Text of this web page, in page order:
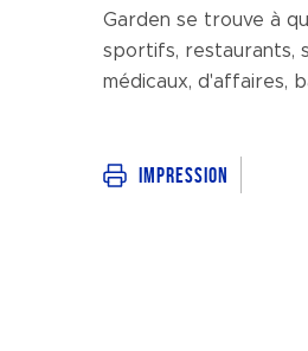
Garden se trouve à
sportifs, restaurants,
médicaux, d'affaires,
Impression